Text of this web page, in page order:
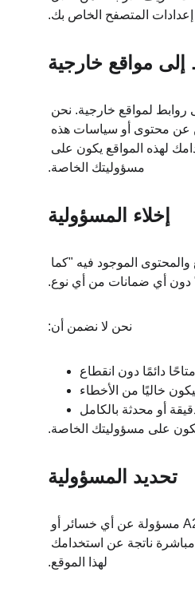
إعدادات المتصفح الخاص بك.
إلى مواقع خارجية
روابط لمواقع خارجية. نحن
عن محتوى أو سياسات هذه
لهذه المواقع يكون على
مسؤوليتك الخاصة.
إخلاء المسؤولية
والمحتوى الموجود فيه "كما
دون أي ضمانات من أي نوع.
نحن لا نضمن أن:
دائمًا دون انقطاع
خاليًا من الأخطاء
أو محدثة بالكامل
على مسؤوليتك الخاصة.
تحديد المسؤولية
لن تكون A2 Motion مسؤولة عن أي خسائر أو
مباشرة ناتجة عن استخدامك
لهذا الموقع.